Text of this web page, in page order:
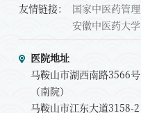
友情链接： 国家中医药管
安徽中医药大学
医院地址
马鞍山市湖西南路3566号
（南院）
马鞍山市江东大道3158-2